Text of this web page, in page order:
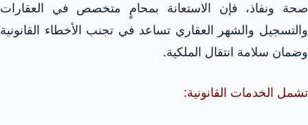
صحة ونفاذ، فإن الاستعانة بمحامٍ متخصص في العقارات
والتسجيل والشهر العقاري تساعد في تجنب الأخطاء القانونية
وضمان سلامة انتقال الملكية.
تشمل الخدمات القانونية: